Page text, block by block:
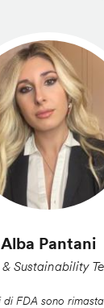
Alba Pantani
& Sustainability
di FDA sono